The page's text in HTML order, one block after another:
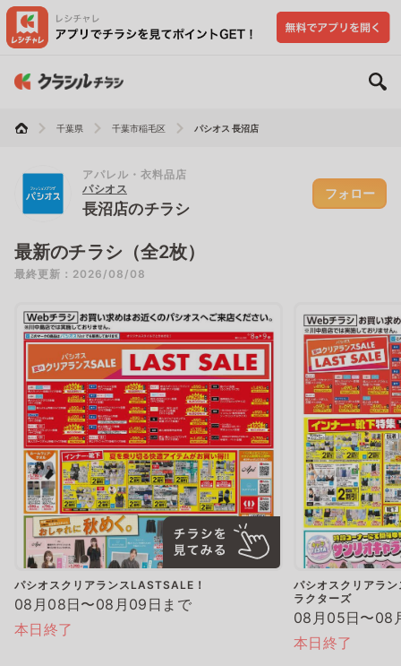
千葉県 千葉市稲毛区 パシオス 長沼店
アパレル・衣料品店
パシオス
長沼店のチラシ
フォロー
最新のチラシ（全2枚）
最終更新：2026/08/08
パシオスクリアランスLASTSALE！
08月08日〜08月09日まで
本日終了
パシオスクリアラ
ラクターズ
08月05日〜08
本日終了